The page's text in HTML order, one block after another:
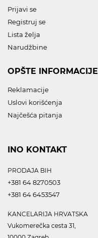
Prijavi se
Registruj se
Lista želja
Narudžbine
OPŠTE INFORMACIJE
Reklamacije
Uslovi korišćenja
Najčešća pitanja
INO KONTAKT
PRODAJA BIH
+381 64 8270503
+381 64 6453547
KANCELARIJA HRVATSKA
Vukomerečka cesta 31,